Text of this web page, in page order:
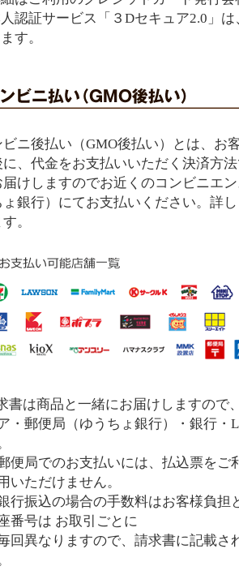
認証サービス「３Dセキュア2.0」
す。
ビニ後払い（GMO後払い）とは、お
に、代金をお支払いいただく決済方
届けしますのでお近くのコンビニエ
ょ銀行）にてお支払いください。詳
。
書は商品と一緒にお届けしますので
・郵便局（ゆうちょ銀行）・銀行・
便局でのお支払いには、払込票をご
いただけません。
行振込の場合の手数料はお客様負担
番号は お取引ごとに
回異なりますので、請求書に記載さ